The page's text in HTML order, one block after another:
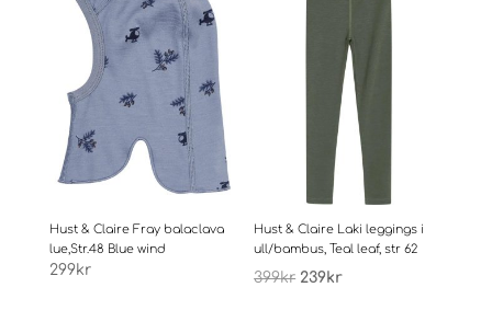
Hust & Claire Fray balaclava
lue,Str.48 Blue wind
299kr
Hust & Claire Laki leggings i
ull/bambus, Teal leaf, str 62
399kr
Opprinnelig
239kr